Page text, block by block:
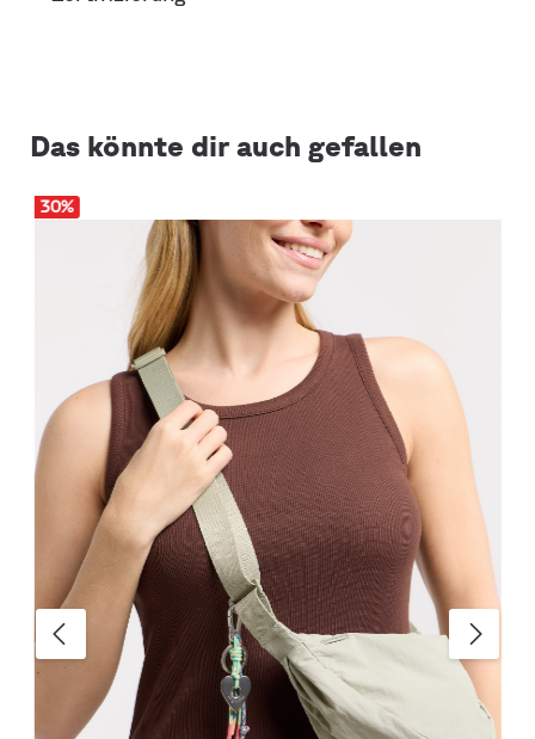
Das könnte dir auch gefallen
30%